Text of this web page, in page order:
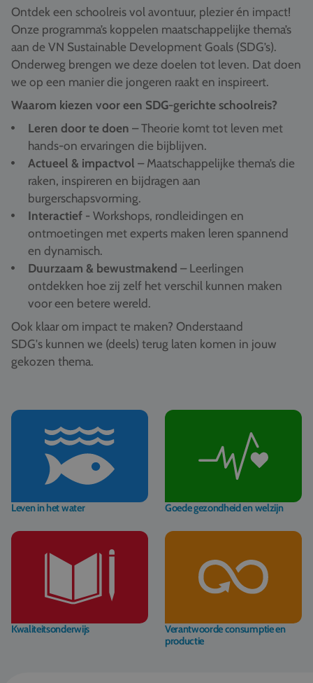
Ontdek een schoolreis vol avontuur, plezier én impact!
Onze programma’s koppelen maatschappelijke thema’s
aan de VN Sustainable Development Goals (SDG’s).
Onderweg brengen we deze doelen tot leven. Dat doen
we op een manier die jongeren raakt en inspireert.
Waarom kiezen voor een SDG-gerichte schoolreis?
Leren door te doen – Theorie komt tot leven met
hands-on ervaringen die bijblijven.
Actueel & impactvol – Maatschappelijke thema’s die
raken, inspireren en bijdragen aan
burgerschapsvorming.
Interactief - Workshops, rondleidingen en
ontmoetingen met experts maken leren spannend
en dynamisch.
Duurzaam & bewustmakend – Leerlingen
ontdekken hoe zij zelf het verschil kunnen maken
voor een betere wereld.
Ook klaar om impact te maken? Onderstaand
SDG's kunnen we (deels) terug laten komen in jouw
gekozen thema.
Leven in het water Goede gezondheid en welzijn
Kwaliteitsonderwijs
Verantwoorde consumptie en
productie